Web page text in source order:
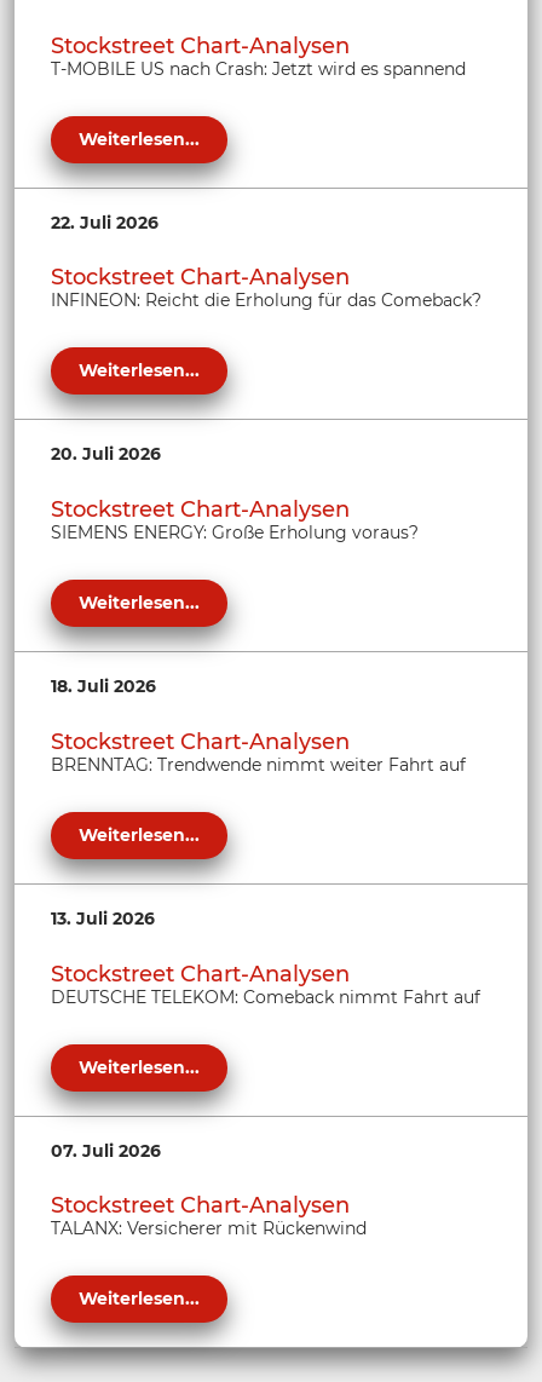
Stockstreet Chart-Analysen
T-MOBILE US nach Crash: Jetzt wird es spannend
Weiterlesen...
22. Juli 2026
Stockstreet Chart-Analysen
INFINEON: Reicht die Erholung für das Comeback?
Weiterlesen...
20. Juli 2026
Stockstreet Chart-Analysen
SIEMENS ENERGY: Große Erholung voraus?
Weiterlesen...
18. Juli 2026
Stockstreet Chart-Analysen
BRENNTAG: Trendwende nimmt weiter Fahrt auf
Weiterlesen...
13. Juli 2026
Stockstreet Chart-Analysen
DEUTSCHE TELEKOM: Comeback nimmt Fahrt auf
Weiterlesen...
07. Juli 2026
Stockstreet Chart-Analysen
TALANX: Versicherer mit Rückenwind
Weiterlesen...